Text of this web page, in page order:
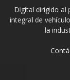
Digital dirigido al
integral de
la